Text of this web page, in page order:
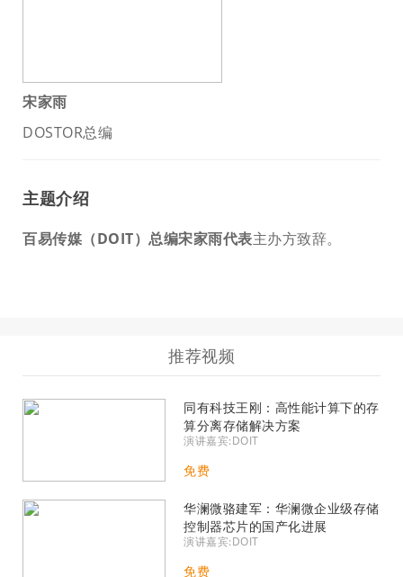
宋家雨
DOSTOR总编
主题介绍
百易传媒（DOIT）总编宋家雨代表主办方致辞。
推荐视频
同有科技王刚：高性能计算下的存
算分离存储解决方案
演讲嘉宾:DOIT
免费
华澜微骆建军：华澜微企业级存储
控制器芯片的国产化进展
演讲嘉宾:DOIT
免费